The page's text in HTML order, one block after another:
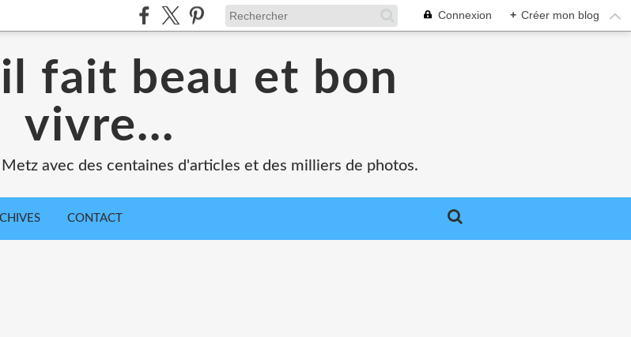
Connexion + Créer mon blog
fait beau et bon
vivre...
avec des centaines d'articles et des milliers de photos.
CONTACT